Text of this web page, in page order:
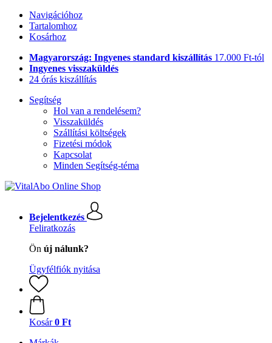
Navigációhoz
Tartalomhoz
Kosárhoz
Magyarország: Ingyenes standard kiszállítás 17.000 Ft-tól
Ingyenes visszaküldés
24 órás kiszállítás
Segítség
Hol van a rendelésem?
Visszaküldés
Szállítási költségek
Fizetési módok
Kapcsolat
Minden Segítség-téma
Bejelentkezés
Feliratkozás
Ön új nálunk?
Ügyfélfiók nyitása
Kosár 0 Ft